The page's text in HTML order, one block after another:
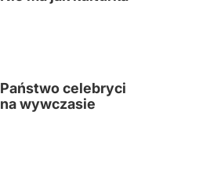
Państwo celebryci
na wywczasie